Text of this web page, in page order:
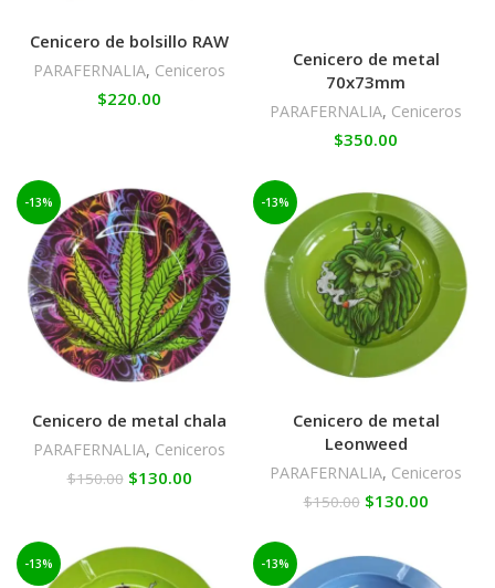
Cenicero de bolsillo RAW
PARAFERNALIA, Ceniceros
$220.00
Cenicero de metal
70x73mm
PARAFERNALIA, Ceniceros
$350.00
-13%
Cenicero de metal chala
PARAFERNALIA, Ceniceros
$150.00 $130.00
-13%
Cenicero de metal
Leonweed
PARAFERNALIA, Ceniceros
$150.00 $130.00
-13% -13%